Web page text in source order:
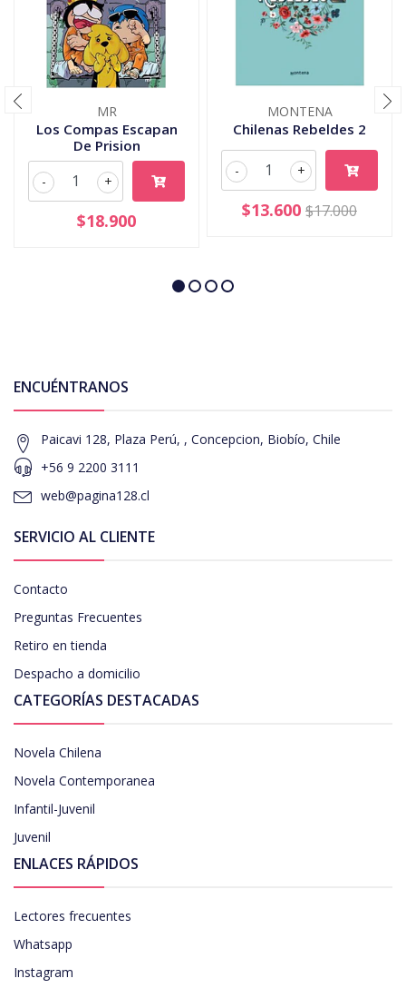
MR
Los Compas Escapan
De Prision
+
-
$18.900
MONTENA
Chilenas Rebeldes 2
+
-
$13.600 $17.000
ENCUÉNTRANOS
Paicavi 128, Plaza Perú, , Concepcion, Biobío, Chile
+56 9 2200 3111
web@pagina128.cl
SERVICIO AL CLIENTE
Contacto
Preguntas Frecuentes
Retiro en tienda
Despacho a domicilio
CATEGORÍAS DESTACADAS
Novela Chilena
Novela Contemporanea
Infantil-Juvenil
Juvenil
ENLACES RÁPIDOS
Lectores frecuentes
Whatsapp
Instagram